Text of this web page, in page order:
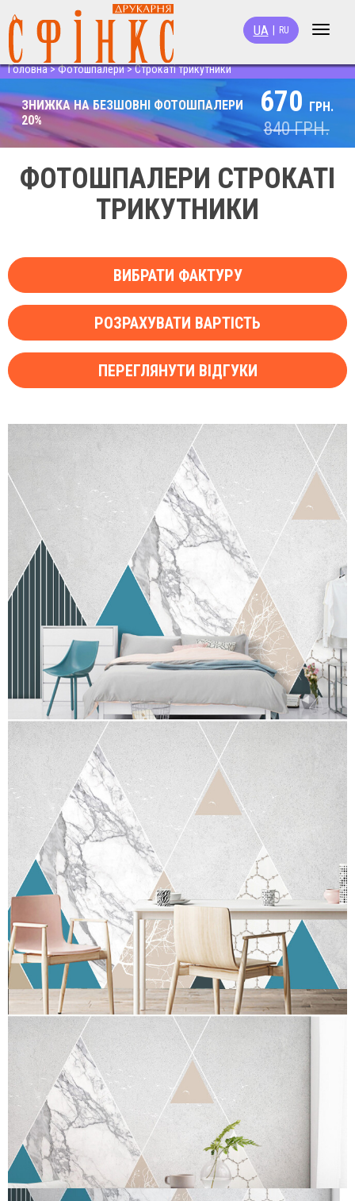
Toggle
UA RU
Головна>Фотошпалери>Строкаті трикутники
ЗНИЖКА НА БЕЗШОВНІ ФОТОШПАЛЕРИ
20%
670 ГРН.
840ГРН.
ФОТОШПАЛЕРИ СТРОКАТІ
ТРИКУТНИКИ
ВИБРАТИ ФАКТУРУ
РОЗРАХУВАТИ ВАРТІСТЬ
ПЕРЕГЛЯНУТИ ВІДГУКИ